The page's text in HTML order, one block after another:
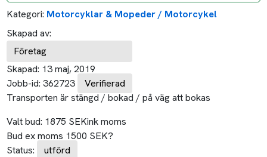
Kategori: Motorcyklar & Mopeder / Motorcykel
Skapad av:
Företag
Skapad: 13 maj, 2019
Jobb-id: 362723
Verifierad
Transporten är stängd / bokad / på väg att bokas
Valt bud: 1875 SEKink moms
Bud ex moms 1500 SEK?
Status:
utförd